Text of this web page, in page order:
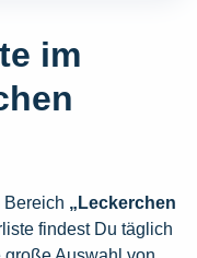
im
Bereich „Leckerchen
findest Du täglich